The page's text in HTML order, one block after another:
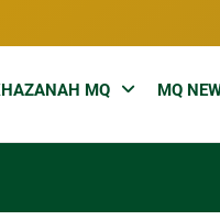
MQ MQ